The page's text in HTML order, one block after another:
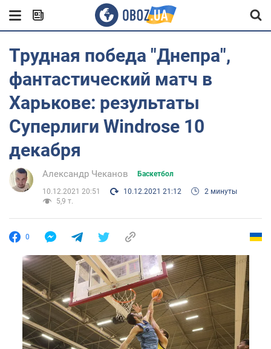
Трудная победа "Днепра",
фантастический матч в
Харькове: результаты
Суперлиги Windrose 10
декабря
Александр Чеканов Баскетбол
10.12.2021 20:51 10.12.2021 21:12
2 минуты
5,9 т.
0